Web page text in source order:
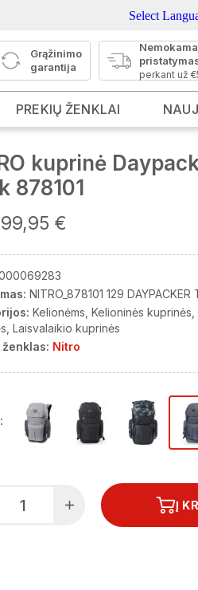
Select
Grąžinimo
garantija
perkant už
PREKIŲ ŽENKLAI
kuprinė
878101
99,95 €
NITRO_878101 129
Kelionėms Kelioninės kuprinės
Laisvalaikio kuprinės
ženklas: Nitro
Į